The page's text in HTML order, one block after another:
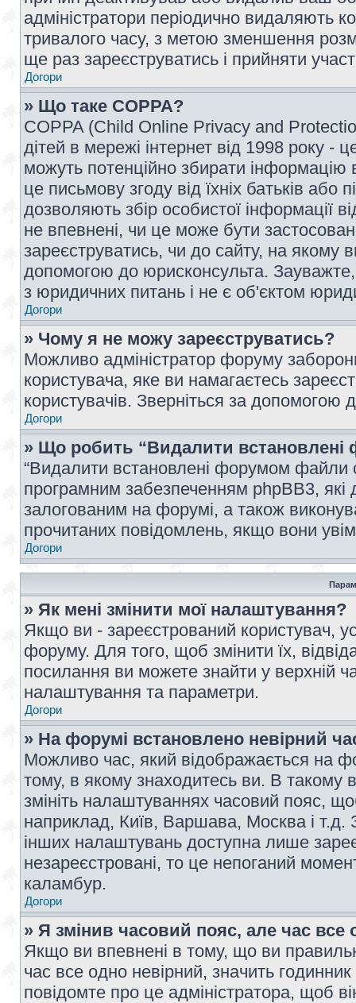
адміністратори періодично видаляють
тривалого часу, з метою зменшення
ще раз зареєструватись і прийняти
Догори
» Що таке COPPA?
COPPA (Child Online Privacy and
дітей в мережі інтернет від 1998 року -
можуть потенційно збирати інформацію
це письмову згоду від їхніх батьків або
дозволяють збір особистої інформації
не впевнені, чи це може бути
зареєструватись, чи до сайту, на якому
допомогою до юрисконсульта.
з юридичних питань і не є об'єктом
Догори
» Чому я не можу зареєструватись?
Можливо адміністратор форуму
користувача, яке ви намагаєтесь
користувачів. Зверніться за допомогою
Догори
» Що робить “Видалити
“Видалити встановлені форумом файли
програмним забезпеченням phpBB3,
залогованим на форумі, а також
прочитаних повідомлень, якщо вони
Догори
» Як мені змінити мої налаштування?
Якщо ви - зареєстрований користувач,
форуму. Для того, щоб змінити їх,
посилання ви можете знайти у верхній
налаштування та параметри.
Догори
» На форумі встановлено невірний
Можливо час, який відображається на
тому, в якому знаходитесь ви. В такому
змініть налаштуваннях часовий пояс,
наприклад, Київ, Варшава, Москва і т.д.
інших налаштувань доступна лише
незареєстровані, то це непоганий
каламбур.
Догори
» Я змінив часовий пояс, але час все
Якщо ви впевнені в тому, що ви
час все одно невірний, значить
повідомте про це адміністратора, щоб